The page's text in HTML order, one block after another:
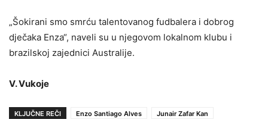
„Šokirani smo smrću talentovanog fudbalera i dobrog
dječaka Enza“, naveli su u njegovom lokalnom klubu i
brazilskoj zajednici Australije.
V. Vukoje
KLJUČNE REČI Enzo Santiago Alves
Junair Zafar Kan